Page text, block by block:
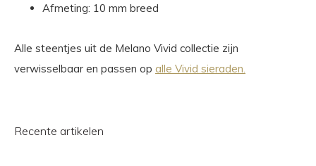
Afmeting: 10 mm breed
Alle steentjes uit de Melano Vivid collectie zijn
verwisselbaar en passen op alle Vivid sieraden.
Recente artikelen